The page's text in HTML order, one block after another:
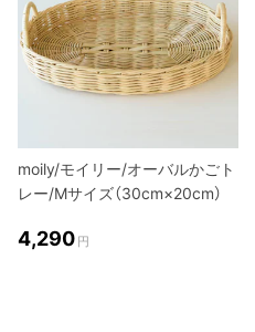
moily/モイリー/オーバルかごト
レー/Mサイズ（30cm×20cm）
4,290 円